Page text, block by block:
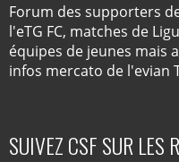
Forum des supporters
l'eTG FC, matches de
équipes de jeunes mais
infos mercato de l'evian
SUIVEZ CSF SUR LES